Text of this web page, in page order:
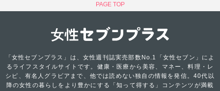
PAGE TOP
「女性セブンプラス」は、女性週刊誌実売部数No.1「女性セブン」によ
るライフスタイルサイトです。健康・医療から美容、マネー、料理・レ
シピ、有名人グラビアまで、他では読めない独自の情報を発信。40代以
降の女性の暮らしをより豊かにする「知って得する」コンテンツが満載